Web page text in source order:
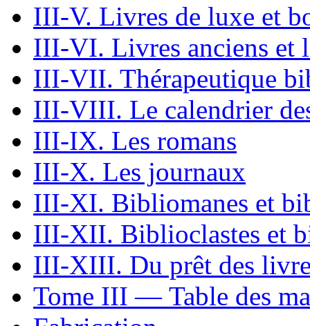
III-V. Livres de luxe et
III-VI. Livres anciens et
III-VII. Thérapeutique
III-VIII. Le calendrier
III-IX. Les romans
III-X. Les journaux
III-XI. Bibliomanes et
III-XII. Biblioclastes et
III-XIII. Du prêt des
Tome III — Table des